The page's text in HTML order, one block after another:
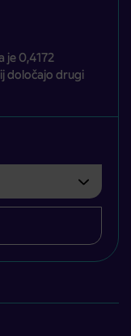
je 0,4172
določajo drugi